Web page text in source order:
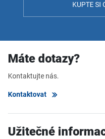
KUPTE SI
Máte dotazy?
Kontaktujte nás.
Kontaktovat
Užitečné